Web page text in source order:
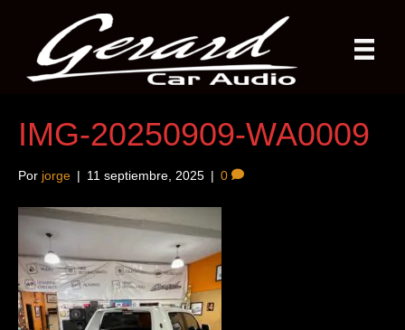
IMG-20250909-WA0009
Por jorge | 11 septiembre, 2025 | 0